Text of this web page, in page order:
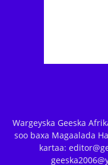
Wargeyska Geeska
soo baxa Magaalada
kartaa: